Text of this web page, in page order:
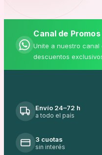
Canal de Promos
Unite a nuestro
descuentos
Envío 24–72 h
a todo el país
3 cuotas
sin interés